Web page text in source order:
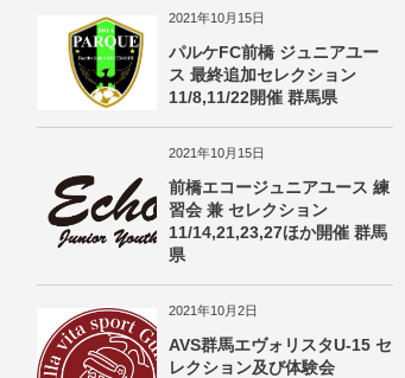
2021年10月15日
パルケFC前橋 ジュニアユー
ス 最終追加セレクション
11/8,11/22開催 群馬県
2021年10月15日
前橋エコージュニアユース 練
習会 兼 セレクション
11/14,21,23,27ほか開催 群馬
県
2021年10月2日
AVS群馬エヴォリスタU-15 セ
レクション及び体験会